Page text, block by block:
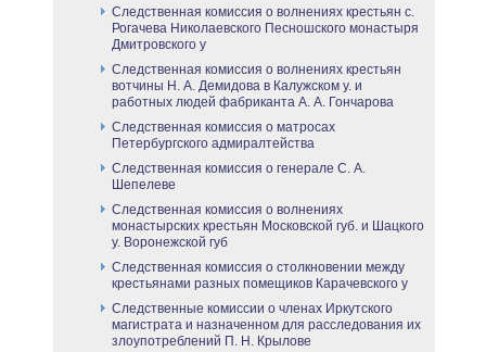
Следственная комиссия о волнениях крестьян с.
Рогачева Николаевского Песношского монастыря
Дмитровского у
Следственная комиссия о волнениях крестьян
вотчины Н. А. Демидова в Калужском у. и
работных людей фабриканта А. А. Гончарова
Следственная комиссия о матросах
Петербургского адмиралтейства
Следственная комиссия о генерале С. А.
Шепелеве
Следственная комиссия о волнениях
монастырских крестьян Московской губ. и Шацкого
у. Воронежской губ
Следственная комиссия о столкновении между
крестьянами разных помещиков Карачевского у
Следственные комиссии о членах Иркутского
магистрата и назначенном для расследования их
злоупотреблений П. Н. Крылове